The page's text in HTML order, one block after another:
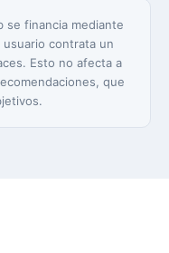
se financia mediante
contrata un
Esto no afecta a
que